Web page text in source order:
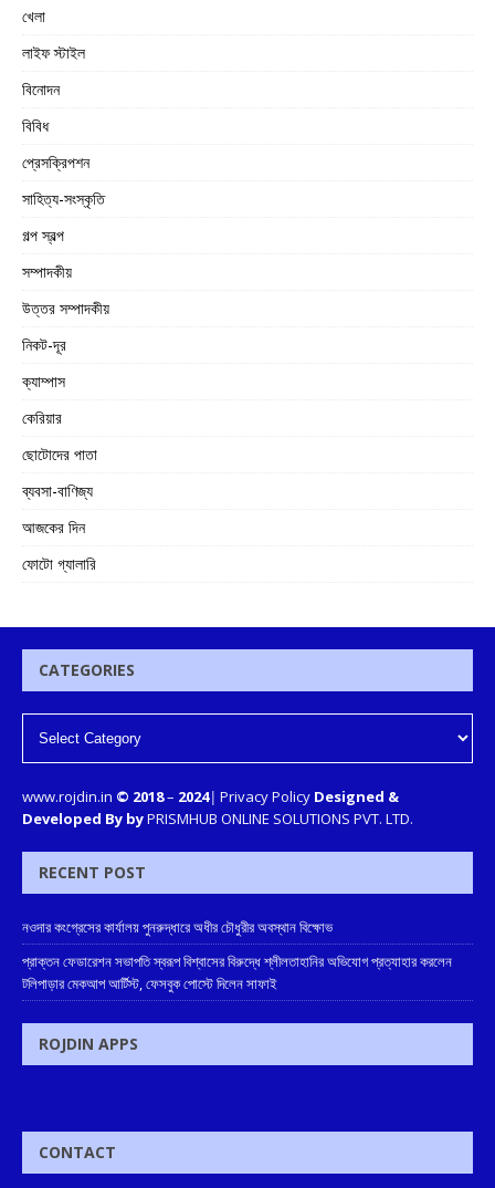
খেলা
লাইফ স্টাইল
বিনোদন
বিবিধ
প্রেসক্রিপশন
সাহিত্য-সংস্কৃতি
গল্প স্বল্প
সম্পাদকীয়
উত্তর সম্পাদকীয়
নিকট-দূর
ক্যাম্পাস
কেরিয়ার
ছোটোদের পাতা
ব্যবসা-বাণিজ্য
আজকের দিন
ফোটো গ্যালারি
CATEGORIES
www.rojdin.in © 2018– 2024| Privacy Policy Designed &
Developed By byPRISMHUB ONLINE SOLUTIONS PVT. LTD.
RECENT POST
নওদার কংগ্রেসের কার্যালয় পুনরুদ্ধারে অধীর চৌধুরীর অবস্থান বিক্ষোভ
প্রাক্তন ফেডারেশন সভাপতি স্বরূপ বিশ্বাসের বিরুদ্ধে শ্লীলতাহানির অভিযোগ প্রত্যাহার করলেন
টলিপাড়ার মেকআপ আর্টিস্ট, ফেসবুক পোস্টে দিলেন সাফাই
ROJDIN APPS
CONTACT